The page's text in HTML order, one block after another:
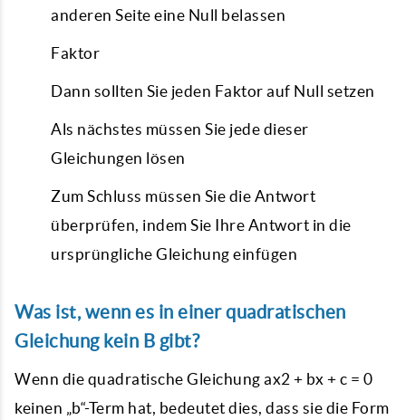
anderen Seite eine Null belassen
Faktor
Dann sollten Sie jeden Faktor auf Null setzen
Als nächstes müssen Sie jede dieser
Gleichungen lösen
Zum Schluss müssen Sie die Antwort
überprüfen, indem Sie Ihre Antwort in die
ursprüngliche Gleichung einfügen
Was ist, wenn es in einer quadratischen
Gleichung kein B gibt?
Wenn die quadratische Gleichung ax2 + bx + c = 0
keinen „b“-Term hat, bedeutet dies, dass sie die Form